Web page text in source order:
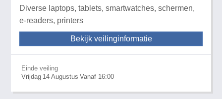
Diverse laptops, tablets, smartwatches, schermen,
e-readers, printers
Bekijk veilinginformatie
Einde veiling
Vrijdag 14 Augustus Vanaf 16:00